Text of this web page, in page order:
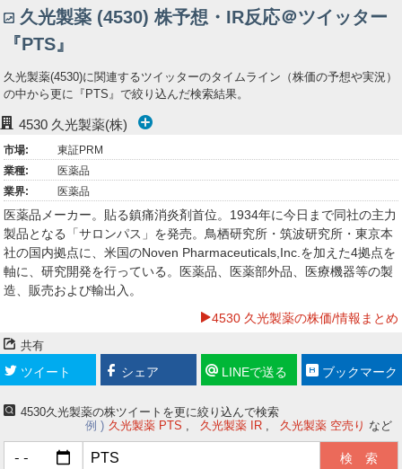
イ
ー
ト
ェ
ア
ッ
ク
マ
ク
久光製薬 (4530) 株予想・IR反応＠ツイッター
『PTS』
久光製薬(4530)に関連するツイッターのタイムライン（株価の予想や実況）
の中から更に『PTS』で絞り込んだ検索結果。
4530 久光製薬(株)
市場:
東証PRM
業種:
医薬品
業界:
医薬品
医薬品メーカー。貼る鎮痛消炎剤首位。1934年に今日まで同社の主力
製品となる「サロンパス」を発売。鳥栖研究所・筑波研究所・東京本
社の国内拠点に、米国のNoven Pharmaceuticals,Inc.を加えた4拠点を
軸に、研究開発を行っている。医薬品、医薬部外品、医療機器等の製
造、販売および輸出入。
4530 久光製薬の株価/情報まとめ
共有
ツイート シェア LINEで送る ブックマーク
4530久光製薬の株ツイートを更に絞り込んで検索
例
久光製薬 PTS 久光製薬 IR 久光製薬 空売り など